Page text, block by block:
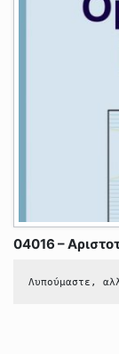
04016 –
Λυπούμαστε,